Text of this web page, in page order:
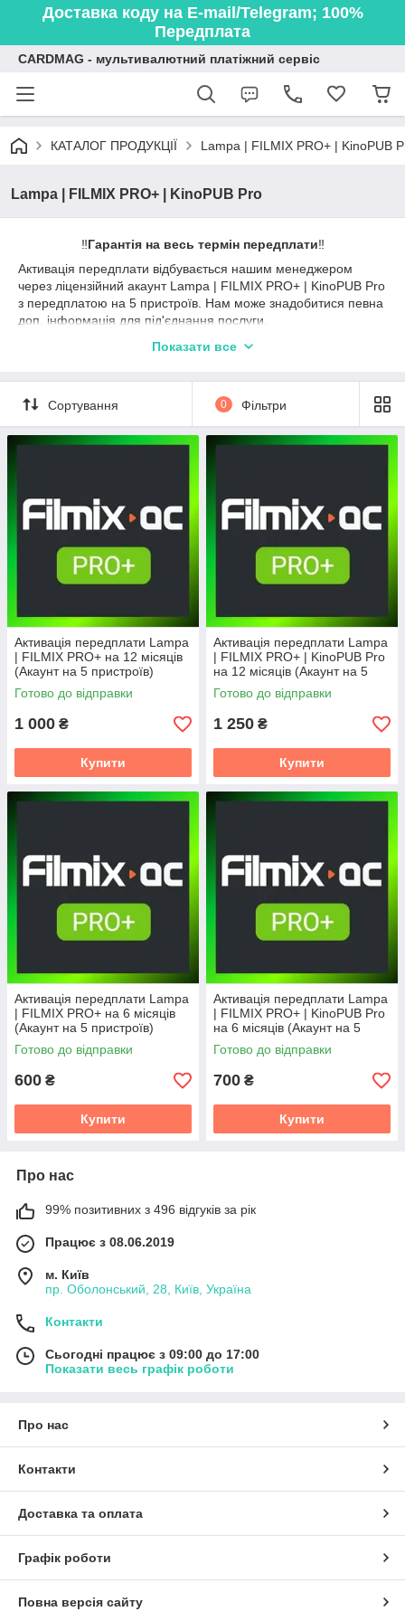
Доставка коду на E-mail/Telegram; 100%
Передплата
CARDMAG - мультивалютний платіжний сервіс
КАТАЛОГ ПРОДУКЦІЇ Lampa | FILMIX PRO+ | KinoPUB
Lampa | FILMIX PRO+ | KinoPUB Pro
‼️Гарантія на весь термін передплати‼️
Активація передплати відбувається нашим менеджером
через ліцензійний акаунт Lampa | FILMIX PRO+ | KinoPUB Pro
з передплатою на 5 пристроїв. Нам може знадобитися певна
доп. інформація для під'єднання послуги.
Купивши доступ до акаунту Lampa | FILMIX PRO+ | KinoPUB
завантажувати безплатно ексклюзивні фільми, серіали та
мультфільми в чудовій якості на
порталіhttps://filmix.tech/ https://filmix.ac,https://filmix.tv абоht
tps://filmix.biz,https://filmix.life/(дзеркала).
Фільми, серіали, мультфільми як 2К/4К (1440р/2160р)
Відкрита функція завантаження за прямим
посиланням
Перегляд без реклами та обмежень у
1080p/1440р/2160р для мобільної версії сайту
мультфільмів необмежена!
Beta-функції для всіх користувачів зі статусом PRO+
Показати все
Сортування 0 Фільтри
Активація передплати Lampa
| FILMIX PRO+ на 12 місяців
(Акаунт на 5 пристроїв)
Готово до відправки
1 000 ₴
Купити
Активація передплати Lampa
| FILMIX PRO+ | KinoPUB Pro
на 12 місяців (Акаунт на 5
пристроїв)
Готово до відправки
1 250 ₴
Купити
Активація передплати Lampa
| FILMIX PRO+ на 6 місяців
(Акаунт на 5 пристроїв)
Готово до відправки
600 ₴
Купити
Активація передплати Lampa
| FILMIX PRO+ | KinoPUB Pro
на 6 місяців (Акаунт на 5
пристроїв)
Готово до відправки
700 ₴
Купити
Про нас
99% позитивних з 496 відгуків за рік
Працює з 08.06.2019
м. Київ
пр. Оболонський, 28, Київ, Україна
Контакти
Сьогодні працює з 09:00 до 17:00
Показати весь графік роботи
Про нас
Контакти
Доставка та оплата
Графік роботи
Повна версія сайту